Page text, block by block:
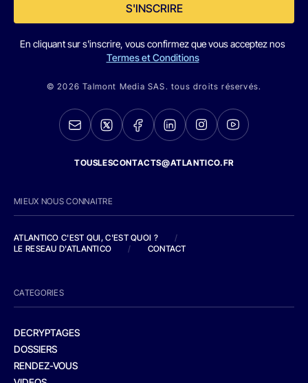
S'INSCRIRE
En cliquant sur s'inscrire, vous confirmez que vous acceptez nos
Termes et Conditions
© 2026 Talmont Media SAS. tous droits réservés.
TOUSLESCONTACTS@ATLANTICO.FR
MIEUX NOUS CONNAITRE
ATLANTICO C'EST QUI, C'EST QUOI ?
/
LE RESEAU D'ATLANTICO
/ CONTACT
CATEGORIES
DECRYPTAGES
DOSSIERS
RENDEZ-VOUS